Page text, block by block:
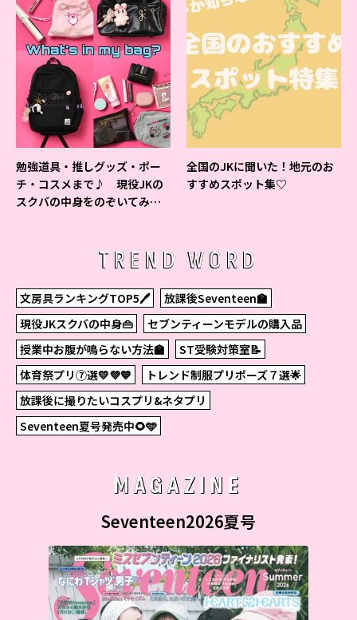
勉強道具・推しグッズ・ポー
チ・コスメまで♪ 現役JKの
スクバの中身をのぞいてみ
全国のJKに聞いた！地元のお
すすめスポット集♡
TREND WORD
文房具ランキングTOP5🖊
放課後Seventeen🏫
現役JKスクバの中身👜
セブンティーンモデルの購入品
授業中お腹が鳴らない方法🏫
ST受験対策室📝
体育祭プリ⑦選💛💜💙
トレンド制服プリポーズ７選🌟
放課後に撮りたいコスプリ&ネタプリ
Seventeen夏号発売中🌻🩵
MAGAZINE
Seventeen2026夏号